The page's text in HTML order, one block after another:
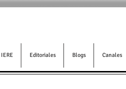
IERE Editoriales Blogs Canales